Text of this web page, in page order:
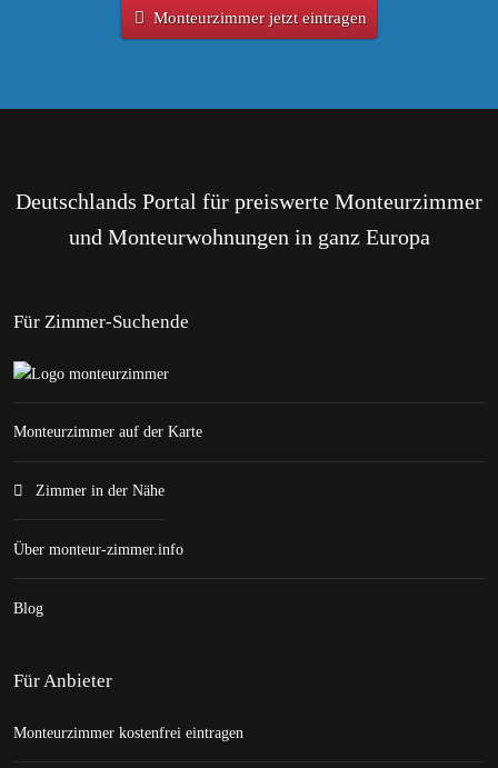
Monteurzimmer jetzt eintragen
Deutschlands Portal für preiswerte Monteurzimmer
und Monteurwohnungen in ganz Europa
Für Zimmer-Suchende
Monteurzimmer auf der Karte
Zimmer in der Nähe
Über monteur-zimmer.info
Blog
Für Anbieter
Monteurzimmer kostenfrei eintragen